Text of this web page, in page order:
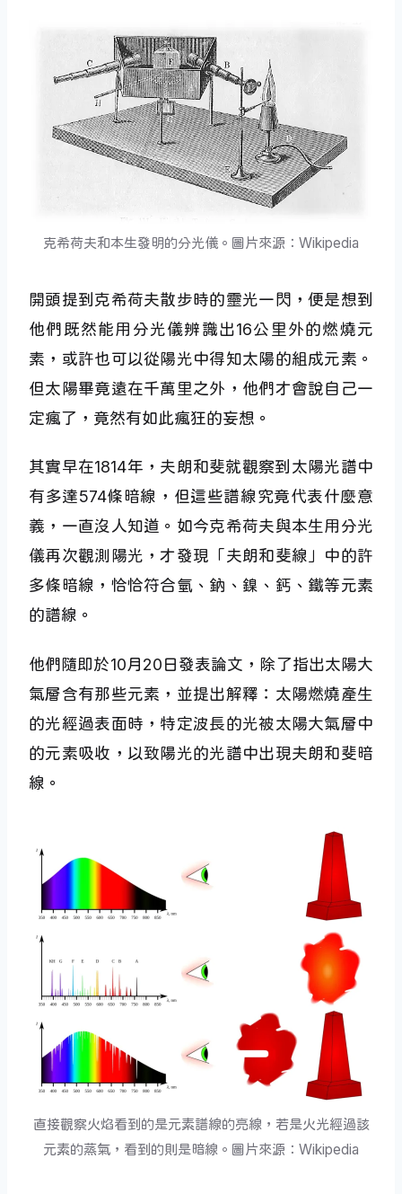
克希荷夫和本生發明的分光儀。圖片來源：Wikipedia
開頭提到克希荷夫散步時的靈光一閃，便是想到
他們既然能用分光儀辨識出16公里外的燃燒元
素，或許也可以從陽光中得知太陽的組成元素。
但太陽畢竟遠在千萬里之外，他們才會說自己一
定瘋了，竟然有如此瘋狂的妄想。
其實早在1814年，夫朗和斐就觀察到太陽光譜中
有多達574條暗線，但這些譜線究竟代表什麼意
義，一直沒人知道。如今克希荷夫與本生用分光
儀再次觀測陽光，才發現「夫朗和斐線」中的許
多條暗線，恰恰符合氫、鈉、鎳、鈣、鐵等元素
的譜線。
他們隨即於10月20日發表論文，除了指出太陽大
氣層含有那些元素，並提出解釋：太陽燃燒產生
的光經過表面時，特定波長的光被太陽大氣層中
的元素吸收，以致陽光的光譜中出現夫朗和斐暗
線。
直接觀察火焰看到的是元素譜線的亮線，若是火光經過該
元素的蒸氣，看到的則是暗線。圖片來源：Wikipedia